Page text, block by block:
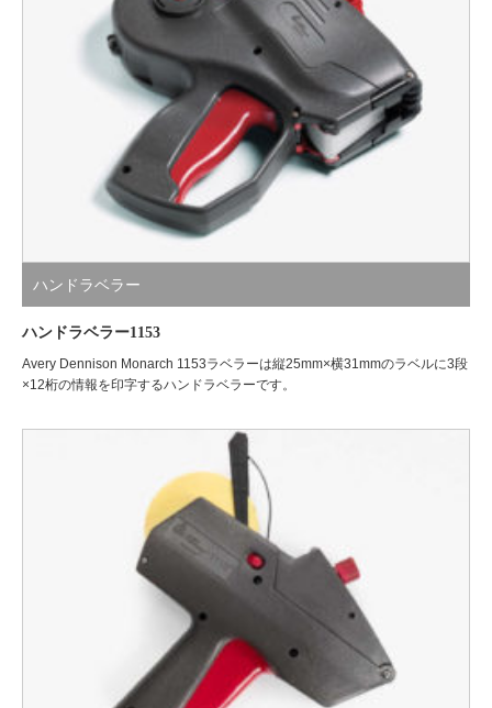
ハンドラベラー
ハンドラベラー1153
Avery Dennison Monarch 1153ラベラーは縦25mm×横31mmのラベルに3段
×12桁の情報を印字するハンドラベラーです。